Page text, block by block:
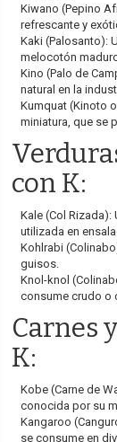
Kiwano (Pepino
refrescante y
Kaki (Palosanto):
melocotón
Kino (Palo de
natural en la
Kumquat (Kinoto
miniatura, que se
con K:
Kale (Col Rizada):
utilizada en
Kohlrabi
guisos.
Knol-knol
consume crudo o
Carnes
K:
Kobe (Carne de
conocida por su
Kangaroo
se consume en